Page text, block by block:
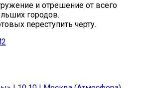
и отрешение от всего
городов.
переступить черту.